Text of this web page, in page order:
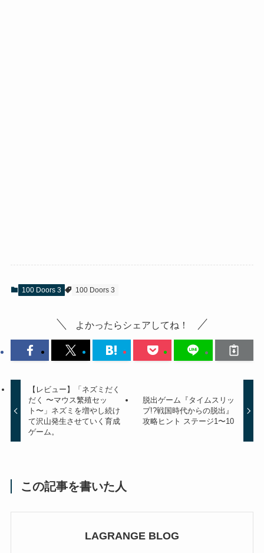
100 Doors 3 100 Doors 3
よかったらシェアしてね！
【レビュー】「ネズミだく
だく 〜マウス繁殖セッ
ト〜」ネズミを増やし続け
て沢山発生させていく育成
ゲーム。
脱出ゲーム『タイムスリッ
プ!?戦国時代からの脱出』
攻略ヒント ステージ1〜10
この記事を書いた人
LAGRANGE BLOG